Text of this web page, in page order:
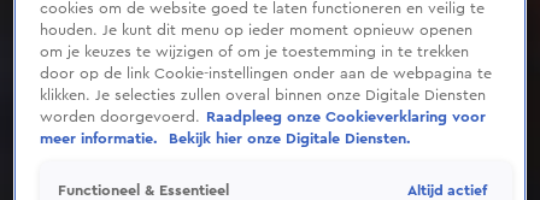
cookies om de website goed te laten functioneren en veilig te
houden. Je kunt dit menu op ieder moment opnieuw openen
om je keuzes te wijzigen of om je toestemming in te trekken
door op de link Cookie-instellingen onder aan de webpagina te
klikken. Je selecties zullen overal binnen onze Digitale Diensten
worden doorgevoerd.
Raadpleeg onze Cookieverklaring voor
meer informatie.
Bekijk hier onze Digitale Diensten.
Functioneel & Essentieel Altijd actief